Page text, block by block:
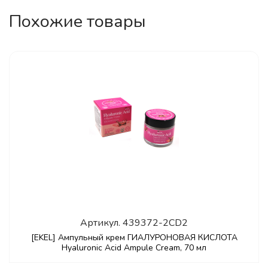
Похожие товары
Артикул. 439372-2CD2
[EKEL] Ампульный крем ГИАЛУРОНОВАЯ КИСЛОТА
Hyaluronic Acid Ampule Cream, 70 мл